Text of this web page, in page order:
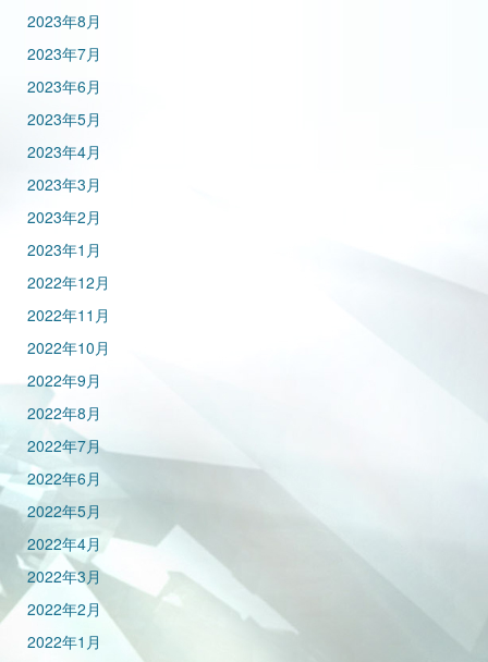
2023年8月
2023年7月
2023年6月
2023年5月
2023年4月
2023年3月
2023年2月
2023年1月
2022年12月
2022年11月
2022年10月
2022年9月
2022年8月
2022年7月
2022年6月
2022年5月
2022年4月
2022年3月
2022年2月
2022年1月